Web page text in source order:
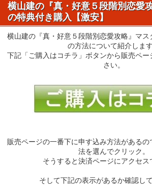
横山建の『真・好意５段階別恋愛
の特典付き購入【激安】
横山建の『真・好意５段階別恋愛攻略』マス
の方法について紹介します
下記「ご購入はコチラ」ボタンから販売ペ
さい。
販売ページの一番下に申す込み方法がある
法を選んでクリック。
そうすると決済ページにアクセス
そして下記の表示があるか確認し